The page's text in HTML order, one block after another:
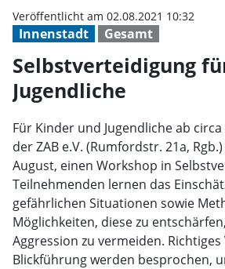
Innenstadt Gesamt
Veröffentlicht am 02.08.2021 10:32
Selbstverteidigung
Jugendliche
Für Kinder und Jugendliche ab
der ZAB e.V. (Rumfordstr. 21a,
August, einen Workshop in
Teilnehmenden lernen das
gefährlichen Situationen sowie
Möglichkeiten, diese zu
Aggression zu vermeiden.
Blickführung werden besprochen,